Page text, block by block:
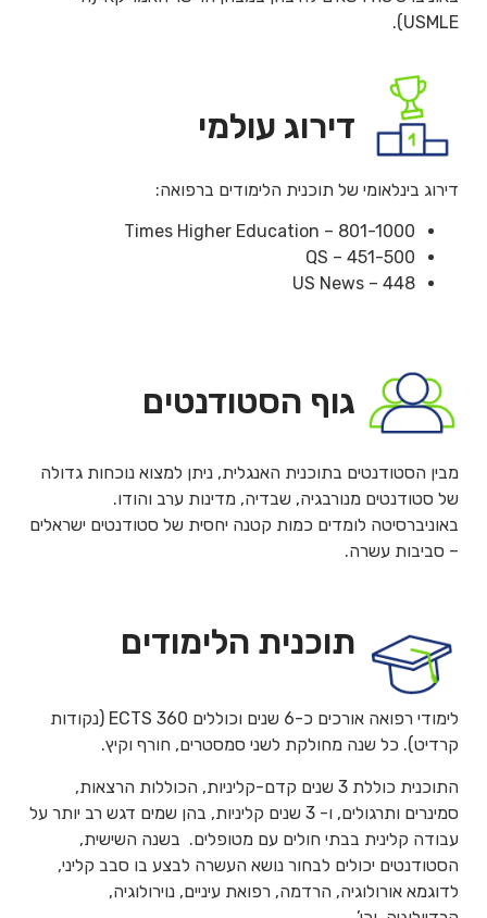
USMLE).
דירוג עולמי
דירוג בינלאומי של תוכנית הלימודים ברפואה:
Times Higher Education – 801-1000
QS – 451-500
US News – 448
גוף הסטודנטים
מבין הסטודנטים בתוכנית האנגלית, ניתן למצוא נוכחות גדולה
של סטודנטים מנורבגיה, שבדיה, מדינות ערב והודו.
באוניברסיטה לומדים כמות קטנה יחסית של סטודנטים ישראלים
– סביבות עשרה.
תוכנית הלימודים
לימודי רפואה אורכים כ-6 שנים וכוללים 360 ECTS (נקודות
קרדיט). כל שנה מחולקת לשני סמסטרים, חורף וקיץ.
התוכנית כוללת 3 שנים קדם-קליניות, הכוללות הרצאות,
סמינרים ותרגולים, ו- 3 שנים קליניות, בהן שמים דגש רב יותר על
עבודה קלינית בבתי חולים עם מטופלים. בשנה השישית,
הסטודנטים יכולים לבחור נושא העשרה לבצע בו סבב קליני,
לדוגמא אורולוגיה, הרדמה, רפואת עיניים, נוירולוגיה,